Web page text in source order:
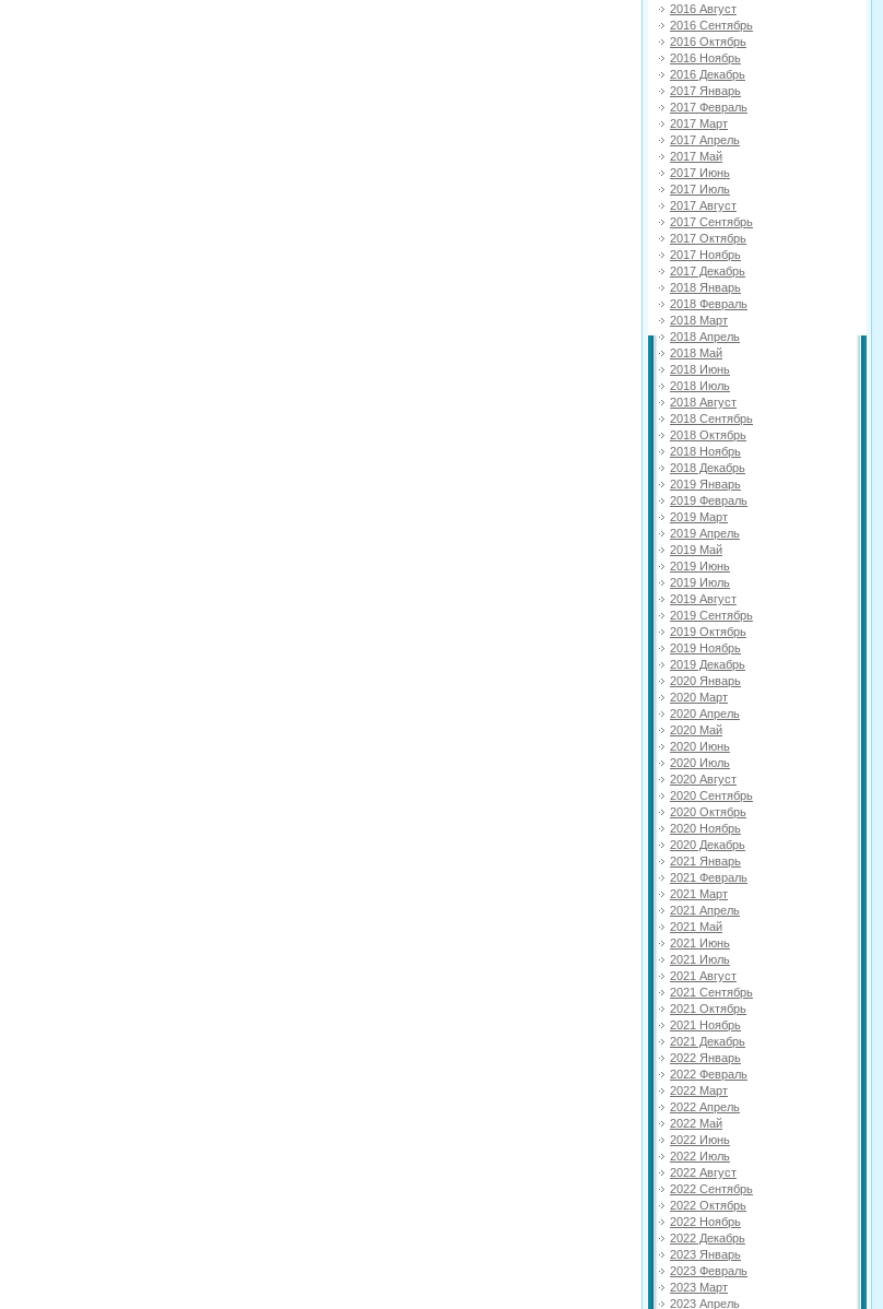
2016 Август
2016 Сентябрь
2016 Октябрь
2016 Ноябрь
2016 Декабрь
2017 Январь
2017 Февраль
2017 Март
2017 Апрель
2017 Май
2017 Июнь
2017 Июль
2017 Август
2017 Сентябрь
2017 Октябрь
2017 Ноябрь
2017 Декабрь
2018 Январь
2018 Февраль
2018 Март
2018 Апрель
2018 Май
2018 Июнь
2018 Июль
2018 Август
2018 Сентябрь
2018 Октябрь
2018 Ноябрь
2018 Декабрь
2019 Январь
2019 Февраль
2019 Март
2019 Апрель
2019 Май
2019 Июнь
2019 Июль
2019 Август
2019 Сентябрь
2019 Октябрь
2019 Ноябрь
2019 Декабрь
2020 Январь
2020 Март
2020 Апрель
2020 Май
2020 Июнь
2020 Июль
2020 Август
2020 Сентябрь
2020 Октябрь
2020 Ноябрь
2020 Декабрь
2021 Январь
2021 Февраль
2021 Март
2021 Апрель
2021 Май
2021 Июнь
2021 Июль
2021 Август
2021 Сентябрь
2021 Октябрь
2021 Ноябрь
2021 Декабрь
2022 Январь
2022 Февраль
2022 Март
2022 Апрель
2022 Май
2022 Июнь
2022 Июль
2022 Август
2022 Сентябрь
2022 Октябрь
2022 Ноябрь
2022 Декабрь
2023 Январь
2023 Февраль
2023 Март
2023 Апрель